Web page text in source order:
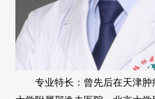
专业特长：曾先后在天津肿